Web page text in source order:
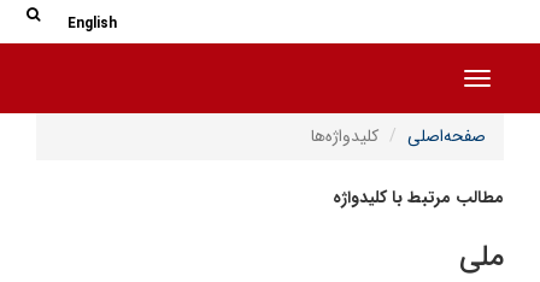
English
Toggle navigation
صفحه‌اصلی کلیدواژه‌ها
مطالب مرتبط با کلیدواژه
ملی